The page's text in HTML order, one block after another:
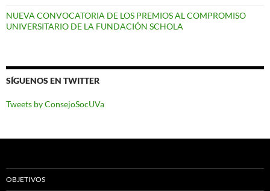
NUEVA CONVOCATORIA DE LOS PREMIOS AL COMPROMISO
UNIVERSITARIO DE LA FUNDACIÓN SCHOLA
SÍGUENOS EN TWITTER
Tweets by ConsejoSocUVa
OBJETIVOS